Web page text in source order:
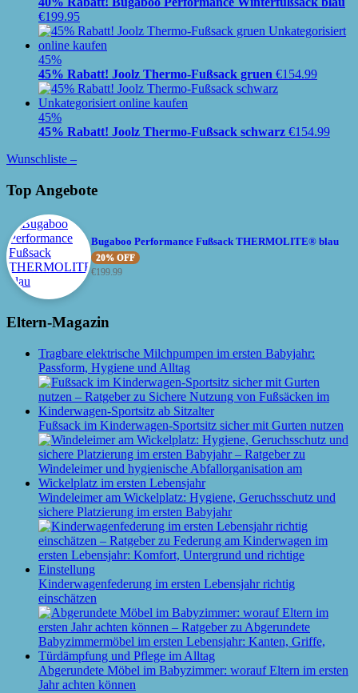
€199.95
45%
45% Rabatt! Joolz Thermo-Fußsack gruen €154.99
45%
45% Rabatt! Joolz Thermo-Fußsack schwarz €154.99
Wunschliste –
Top Angebote
Bugaboo Performance Fußsack THERMOLITE® blau
20% OFF
€199.99
Eltern-Magazin
Tragbare elektrische Milchpumpen im ersten Babyjahr:
Passform, Hygiene und Alltag
Fußsack im Kinderwagen-Sportsitz sicher mit Gurten nutzen
Windeleimer am Wickelplatz: Hygiene, Geruchsschutz und
sichere Platzierung im ersten Babyjahr
Kinderwagenfederung im ersten Lebensjahr richtig
einschätzen
Abgerundete Möbel im Babyzimmer: worauf Eltern im ersten
Jahr achten können